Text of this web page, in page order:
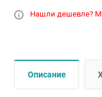
Нашли дешевле?
Описание